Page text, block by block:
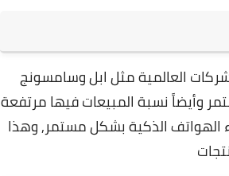
العالمية مثل ابل وسامسونج
وأيضاً نسبة المبيعات فيها مرتفعة
الهواتف الذكية بشكل مستمر, وهذا